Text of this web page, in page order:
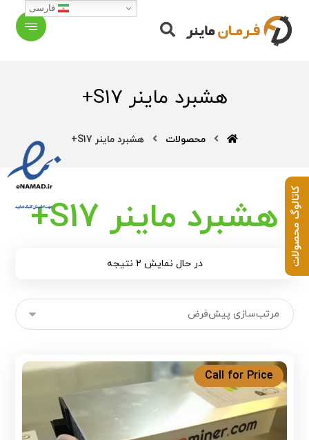
هشبرد ماینر S17+
محصولات هشبرد ماینر S17+
هشبرد ماینر S17+
در حال نمایش 2 نتیجه
Call for Price
فارسی
کاتالوگ محصولات